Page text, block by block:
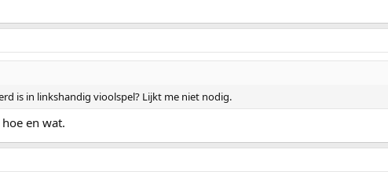
is in linkshandig vioolspel? Lijkt me niet nodig.
en wat.